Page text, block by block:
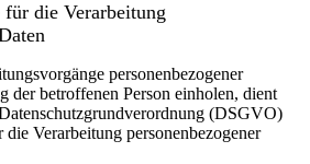
die Verarbeitung
personenbezogener
der betroffenen Person einholen, dient
(DSGVO)
Verarbeitung personenbezogener